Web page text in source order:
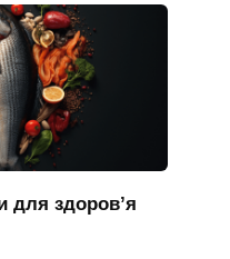
для здоров’я